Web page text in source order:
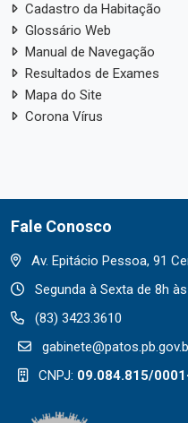
Cadastro da Habitação
Glossário Web
Manual de Navegação
Resultados de Exames
Mapa do Site
Corona Vírus
Fale Conosco
Av. Epitácio Pessoa, 91
Segunda à Sexta de 8h
(83) 3423.3610
CNPJ: 09.084.815/